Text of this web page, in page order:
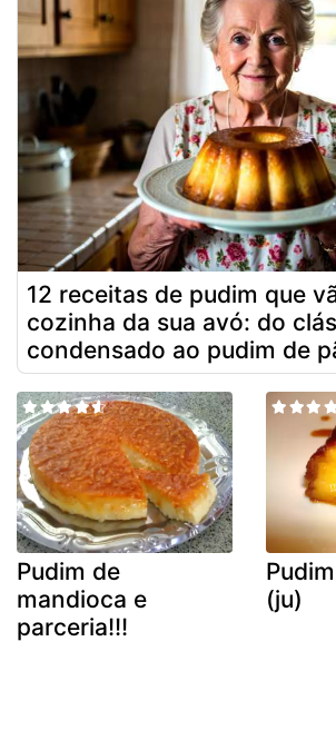
12 receitas de pudim que
cozinha da sua avó: do
condensado ao pudim de
Pudim de
mandioca e
parceria!!!
(ju)